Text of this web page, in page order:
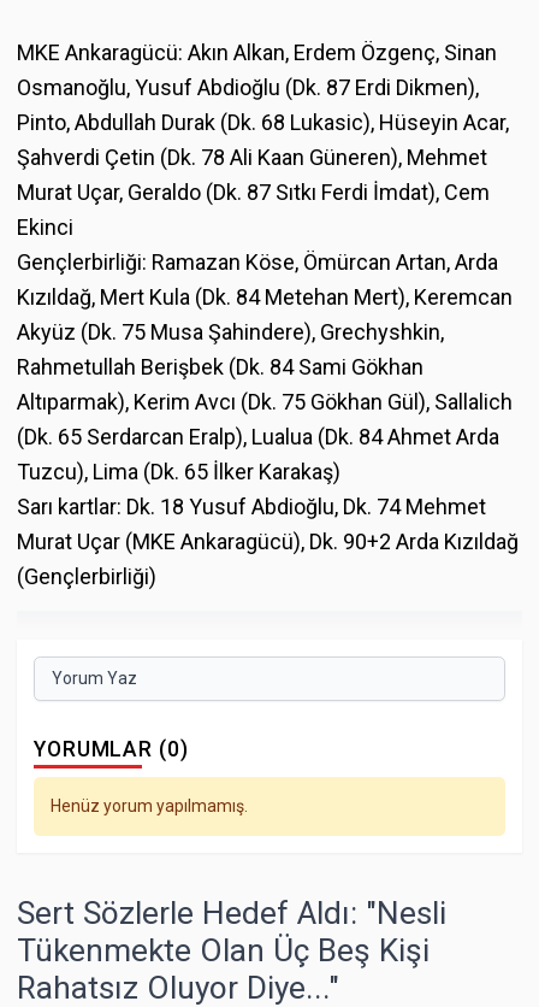
MKE Ankaragücü: Akın Alkan, Erdem Özgenç, Sinan
Osmanoğlu, Yusuf Abdioğlu (Dk. 87 Erdi Dikmen),
Pinto, Abdullah Durak (Dk. 68 Lukasic), Hüseyin Acar,
Şahverdi Çetin (Dk. 78 Ali Kaan Güneren), Mehmet
Murat Uçar, Geraldo (Dk. 87 Sıtkı Ferdi İmdat), Cem
Ekinci
Gençlerbirliği: Ramazan Köse, Ömürcan Artan, Arda
Kızıldağ, Mert Kula (Dk. 84 Metehan Mert), Keremcan
Akyüz (Dk. 75 Musa Şahindere), Grechyshkin,
Rahmetullah Berişbek (Dk. 84 Sami Gökhan
Altıparmak), Kerim Avcı (Dk. 75 Gökhan Gül), Sallalich
(Dk. 65 Serdarcan Eralp), Lualua (Dk. 84 Ahmet Arda
Tuzcu), Lima (Dk. 65 İlker Karakaş)
Sarı kartlar: Dk. 18 Yusuf Abdioğlu, Dk. 74 Mehmet
Murat Uçar (MKE Ankaragücü), Dk. 90+2 Arda Kızıldağ
(Gençlerbirliği)
Yorum Yaz
YORUMLAR (0)
Henüz yorum yapılmamış.
Sert Sözlerle Hedef Aldı: "Nesli
Tükenmekte Olan Üç Beş Kişi
Rahatsız Oluyor Diye..."